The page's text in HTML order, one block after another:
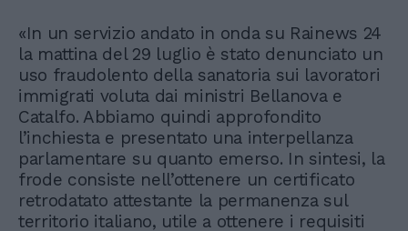
«In un servizio andato in onda su Rainews 24
la mattina del 29 luglio è stato denunciato un
uso fraudolento della sanatoria sui lavoratori
immigrati voluta dai ministri Bellanova e
Catalfo. Abbiamo quindi approfondito
l’inchiesta e presentato una interpellanza
parlamentare su quanto emerso. In sintesi, la
frode consiste nell’ottenere un certificato
retrodatato attestante la permanenza sul
territorio italiano, utile a ottenere i requisiti